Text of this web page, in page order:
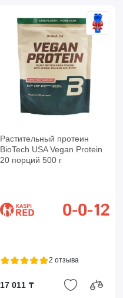
Растительный протеин
BioTech USA Vegan Protein
20 порций 500 г
2 отзыва
17 011 ₸